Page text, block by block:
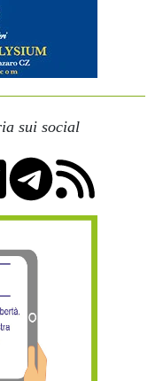
sui social